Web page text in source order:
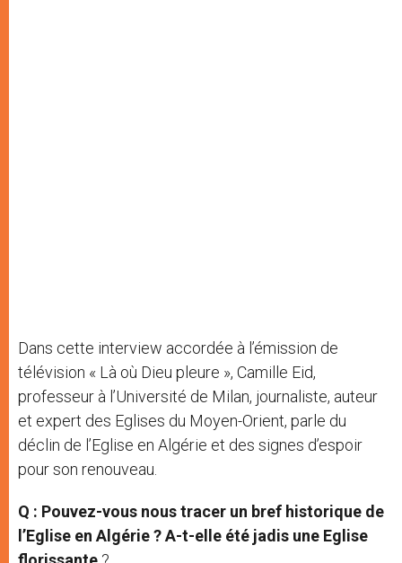
Dans cette interview accordée à l’émission de
télévision « Là où Dieu pleure », Camille Eid,
professeur à l’Université de Milan, journaliste, auteur
et expert des Eglises du Moyen-Orient, parle du
déclin de l’Eglise en Algérie et des signes d’espoir
pour son renouveau.
Q : Pouvez-vous nous tracer un bref historique de
l’Eglise en Algérie ? A-t-elle été jadis une Eglise